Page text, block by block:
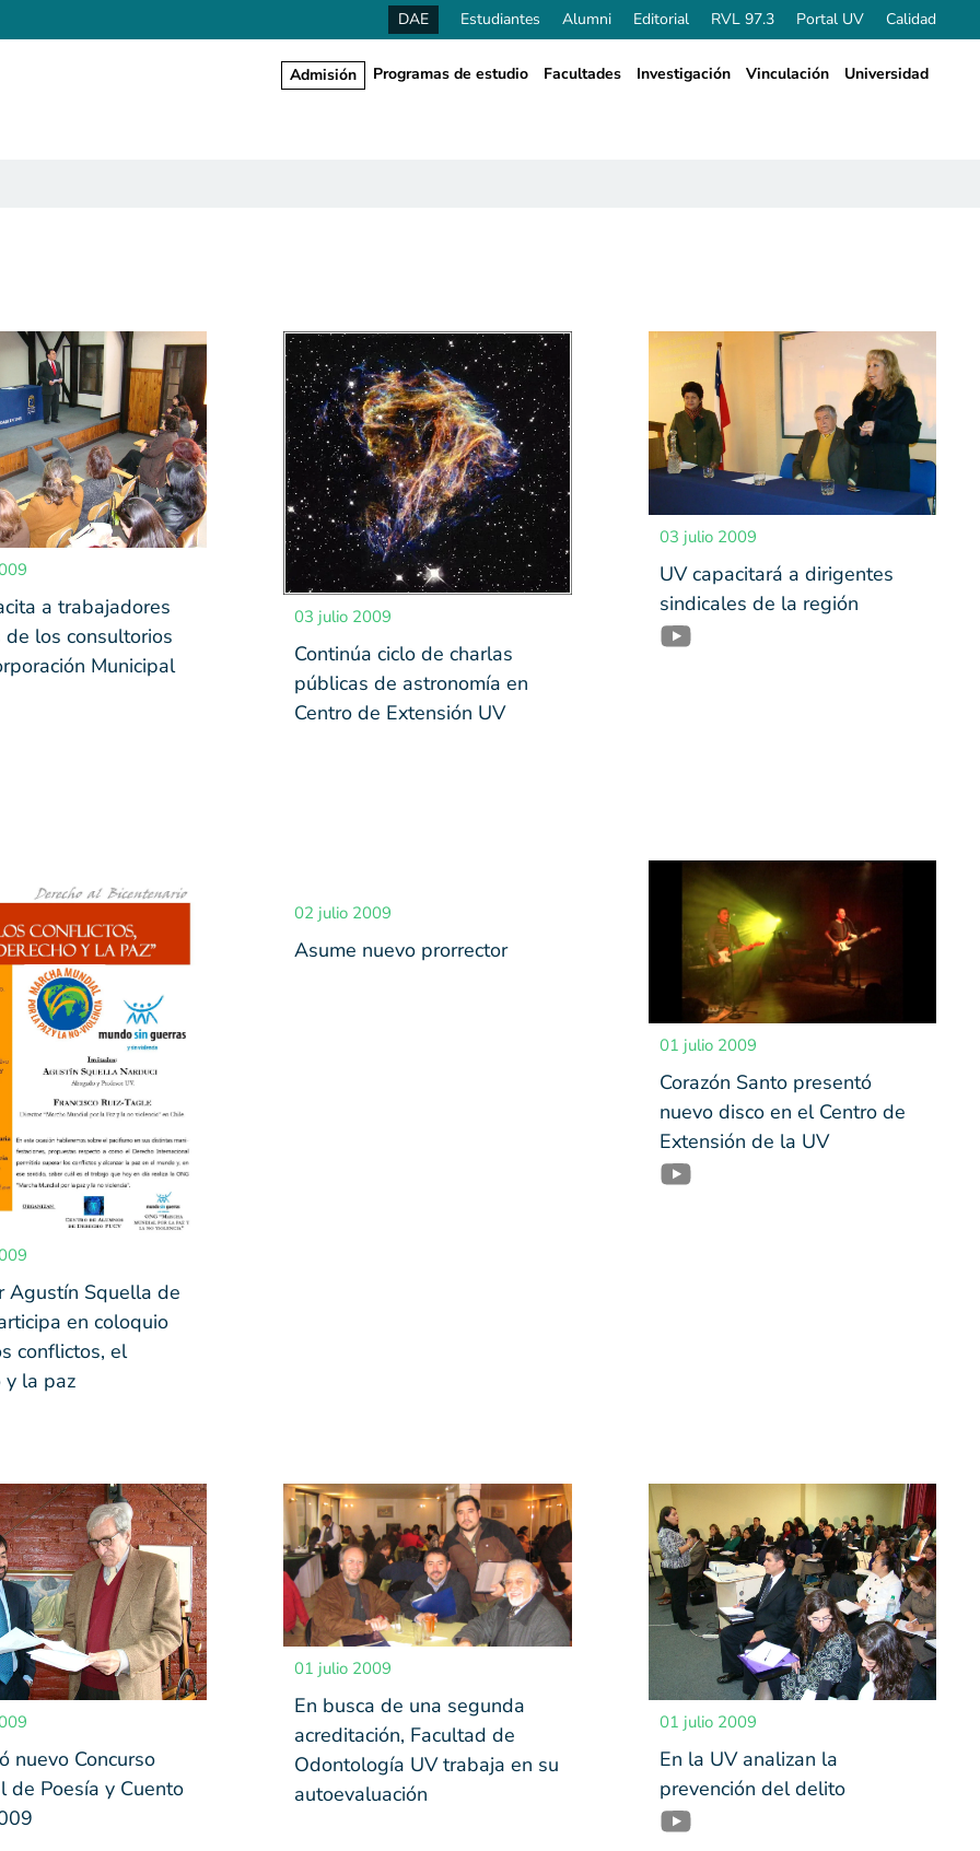
DAE Estudiantes Alumni Editorial RVL 97.3 Portal UV Calidad
Admisión Programas de estudio Facultades Investigación Vinculación Universidad
a trabajadores
de los consultorios
Municipal
03 julio 2009
Continúa ciclo de charlas
públicas de astronomía en
Centro de Extensión UV
03 julio 2009
UV capacitará a dirigentes
sindicales de la región
Agustín Squella de
en coloquio
conflictos, el
y la paz
02 julio 2009
Asume nuevo prorrector
01 julio 2009
Corazón Santo presentó
nuevo disco en el Centro de
Extensión de la UV
nuevo Concurso
de Poesía y Cuento
01 julio 2009
En busca de una segunda
acreditación, Facultad de
Odontología UV trabaja en su
autoevaluación
01 julio 2009
En la UV analizan la
prevención del delito